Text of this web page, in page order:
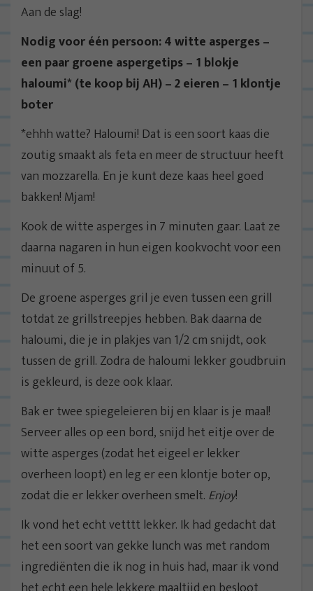
Aan de slag!
Nodig voor één persoon: 4 witte asperges –
een paar groene aspergetips – 1 blokje
haloumi* (te koop bij AH) – 2 eieren – 1 klontje
boter
*ehhh watte? Haloumi! Dat is een soort kaas die
zoutig smaakt als feta en meer de structuur heeft
van mozzarella. En je kunt deze kaas heel goed
bakken! Mjam!
Kook de witte asperges in 7 minuten gaar. Laat ze
daarna nagaren in hun eigen kookvocht voor een
minuut of 5.
De groene asperges gril je even tussen een grill
totdat ze grillstreepjes hebben. Bak daarna de
haloumi, die je in plakjes van 1/2 cm snijdt, ook
tussen de grill. Zodra de haloumi lekker goudbruin
is gekleurd, is deze ook klaar.
Bak er twee spiegeleieren bij en klaar is je maal!
Serveer alles op een bord, snijd het eitje over de
witte asperges (zodat het eigeel er lekker
overheen loopt) en leg er een klontje boter op,
zodat die er lekker overheen smelt. Enjoy!
Ik vond het echt vetttt lekker. Ik had gedacht dat
het een soort van gekke lunch was met random
ingrediënten die ik nog in huis had, maar ik vond